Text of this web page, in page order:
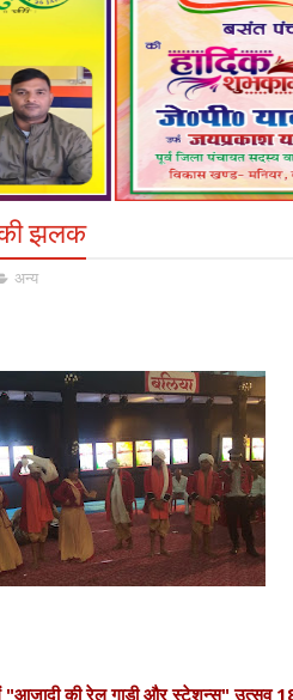
की झलक
अन्य
में "आजादी की रेल गाड़ी और स्टेशन्स"